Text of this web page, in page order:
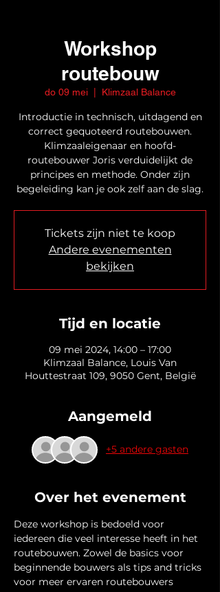
Workshop
routebouw
do 09 mei
  |
Klimzaal Balance
Introductie in technisch, uitdagend en
correct gequoteerd routebouwen.
Klimzaaleigenaar en hoofd-
routebouwer Joris verduidelijkt de
principes en methode. Onder zijn
begeleiding kan je ook zelf aan de slag.
Tickets zijn niet te koop
Andere evenementen
bekijken
Tijd en locatie
09 mei 2024, 14:00 – 17:00
Klimzaal Balance, Louis Van
Houttestraat 109, 9050 Gent, België
Aangemeld
+5 andere gasten
Over het evenement
Deze workshop is bedoeld voor
iedereen die veel interesse heeft in het
routebouwen. Zowel de basics voor
beginnende bouwers als tips and tricks
voor meer ervaren routebouwers